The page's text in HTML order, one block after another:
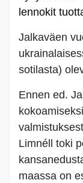
lennokit
Jalkaväen
sotilasta)
Ennen ed.
Limnéll toki
maassa on